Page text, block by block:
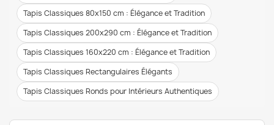
Tapis Classiques 80x150 cm : Élégance et Tradition
Tapis Classiques 200x290 cm : Élégance et Tradition
Tapis Classiques 160x220 cm : Élégance et Tradition
Tapis Classiques Rectangulaires Élégants
Tapis Classiques Ronds pour Intérieurs Authentiques